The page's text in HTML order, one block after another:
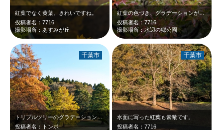
紅葉でなく黄葉。きれいですね。
投稿者名：7716
撮影場所：あすみが丘
紅葉の色づき、グラデーションが綺麗です。
投稿者名：7716
撮影場所：水辺の郷公園
トリプルツリーのグラデーション、左からオレンジ、黄色、緑色です。同じ場所にある…
投稿者名：トンボ
千葉市
水面に写った紅葉も素敵です。
投稿者名：7716
千葉市